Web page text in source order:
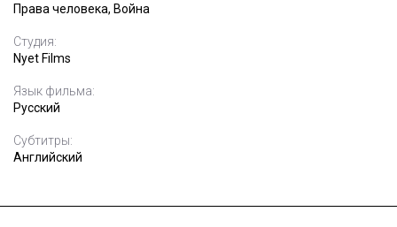
Права человека, Война
Студия:
Nyet Films
Язык фильма:
Русский
Субтитры:
Английский